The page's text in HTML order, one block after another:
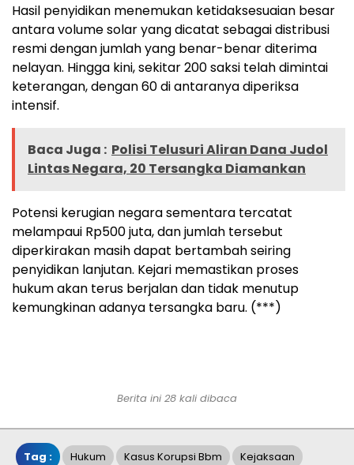
Hasil penyidikan menemukan ketidaksesuaian besar
antara volume solar yang dicatat sebagai distribusi
resmi dengan jumlah yang benar-benar diterima
nelayan. Hingga kini, sekitar 200 saksi telah dimintai
keterangan, dengan 60 di antaranya diperiksa
intensif.
Baca Juga : Polisi Telusuri Aliran Dana Judol
Lintas Negara, 20 Tersangka Diamankan
Potensi kerugian negara sementara tercatat
melampaui Rp500 juta, dan jumlah tersebut
diperkirakan masih dapat bertambah seiring
penyidikan lanjutan. Kejari memastikan proses
hukum akan terus berjalan dan tidak menutup
kemungkinan adanya tersangka baru. (***)
Berita ini 28 kali dibaca
Tag : Hukum Kasus Korupsi Bbm Kejaksaan